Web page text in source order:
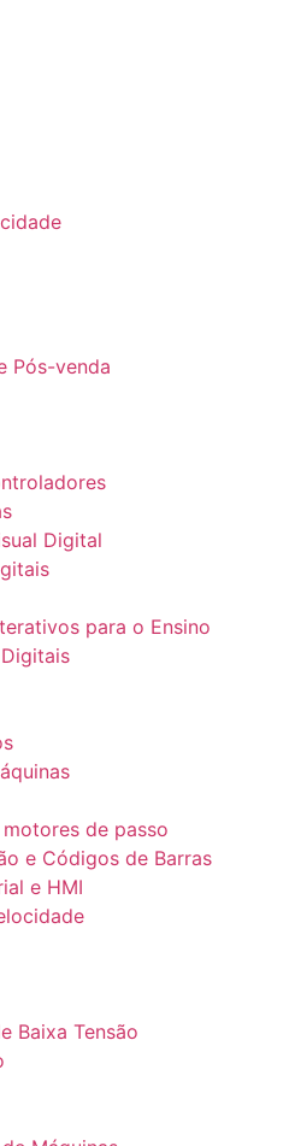
Pós-venda
Digital
para o Ensino
de passo
e Códigos de Barras
e HMI
Baixa Tensão